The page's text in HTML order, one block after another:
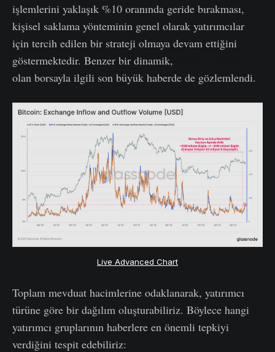
işlemlerini yaklaşık %10 oranında geride bırakması,
kişisel saklama yönteminin genel olarak yatırımcılar
için tercih edilen bir strateji olmaya devam ettiğini
göstermektedir. Benzer bir dinamik,
olan borsayla ilgili son büyük haberde de gözlemlendi.
Live Advanced Chart
Toplam mevduat hacimlerine odaklanarak, yatırımcı
türüne göre bir dağılım oluşturabiliriz. Böylece hangi
yatırımcı gruplarının haberlere en önemli tepkiyi
verdiğini tespit edebiliriz: